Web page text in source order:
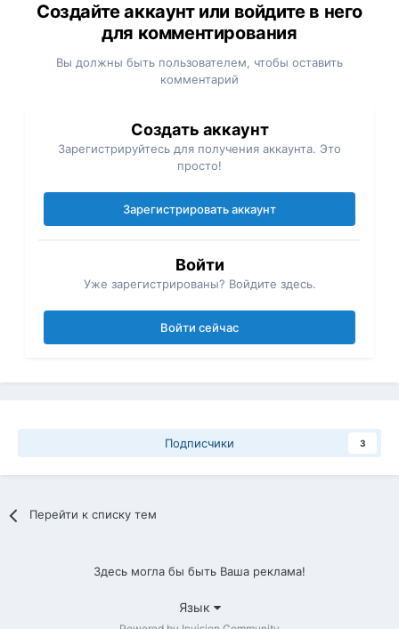
Создайте аккаунт или войдите в него
для комментирования
Вы должны быть пользователем, чтобы оставить
комментарий
Создать аккаунт
Зарегистрируйтесь для получения аккаунта. Это
просто!
Зарегистрировать аккаунт
Войти
Уже зарегистрированы? Войдите здесь.
Войти сейчас
Подписчики 3
Перейти к списку тем
Здесь могла бы быть Ваша реклама!
Язык